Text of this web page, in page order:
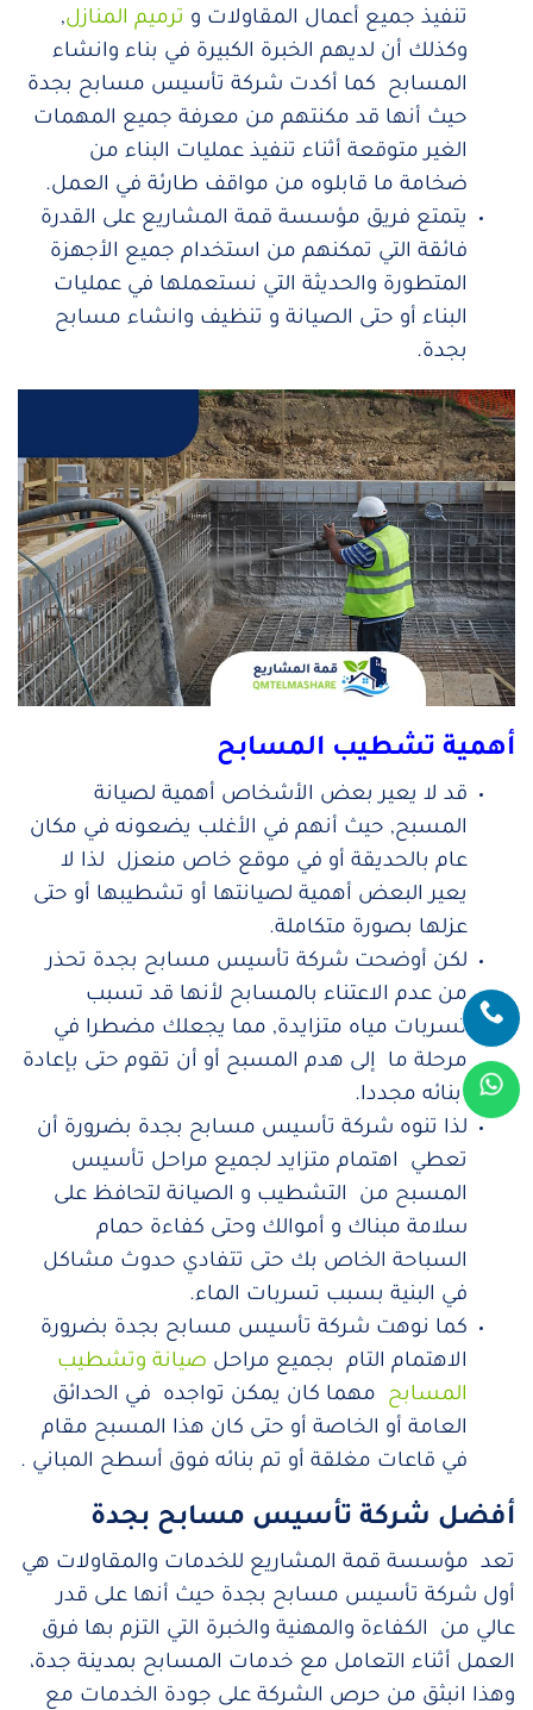
تنفيذ جميع أعمال المقاولات و ترميم المنازل,
وكذلك أن لديهم الخبرة الكبيرة في بناء وانشاء
المسابح كما أكدت شركة تأسيس مسابح بجدة
حيث أنها قد مكنتهم من معرفة جميع المهمات
الغير متوقعة أثناء تنفيذ عمليات البناء من
ضخامة ما قابلوه من مواقف طارئة في العمل.
يتمتع فريق مؤسسة قمة المشاريع على القدرة
فائقة التي تمكنهم من استخدام جميع الأجهزة
المتطورة والحديثة التي نستعملها في عمليات
البناء أو حتى الصيانة و تنظيف وانشاء مسابح
بجدة.
أهمية تشطيب المسابح
قد لا يعير بعض الأشخاص أهمية لصيانة
المسبح, حيث أنهم في الأغلب يضعونه في مكان
عام بالحديقة أو في موقع خاص منعزل لذا لا
يعير البعض أهمية لصيانتها أو تشطيبها أو حتى
عزلها بصورة متكاملة.
لكن أوضحت شركة تأسيس مسابح بجدة تحذر
من عدم الاعتناء بالمسابح لأنها قد تسبب
تسربات مياه متزايدة, مما يجعلك مضطرا في
مرحلة ما إلى هدم المسبح أو أن تقوم حتى بإعادة
بنائه مجددا.
لذا تنوه شركة تأسيس مسابح بجدة بضرورة أن
تعطي اهتمام متزايد لجميع مراحل تأسيس
المسبح من التشطيب و الصيانة لتحافظ على
سلامة مبناك و أموالك وحتى كفاءة حمام
السباحة الخاص بك حتى تتفادي حدوث مشاكل
في البنية بسبب تسربات الماء.
كما نوهت شركة تأسيس مسابح بجدة بضرورة
الاهتمام التام بجميع مراحل صيانة وتشطيب
المسابح
مهما كان يمكن تواجده في الحدائق
العامة أو الخاصة أو حتى كان هذا المسبح مقام
في قاعات مغلقة أو تم بنائه فوق أسطح المباني .
أفضل شركة تأسيس مسابح بجدة
تعد مؤسسة قمة المشاريع للخدمات والمقاولات هي
أول شركة تأسيس مسابح بجدة حيث أنها على قدر
عالي من الكفاءة والمهنية والخبرة التي التزم بها فرق
العمل أثناء التعامل مع خدمات المسابح بمدينة جدة،
وهذا انبثق من حرص الشركة على جودة الخدمات مع